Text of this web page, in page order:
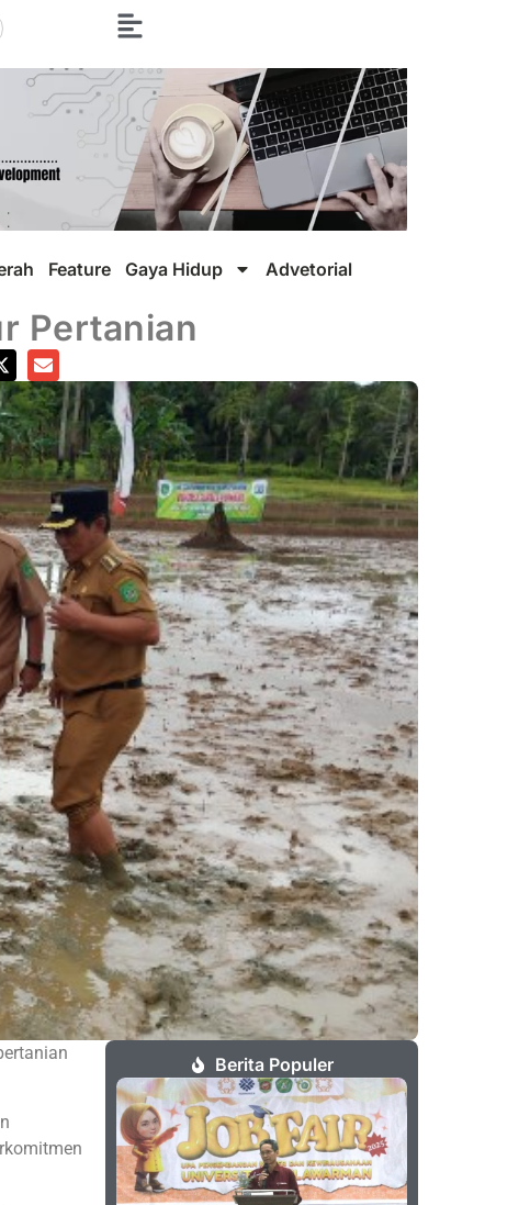
Feature Gaya Hidup Advetorial
Pertanian
Berita Populer